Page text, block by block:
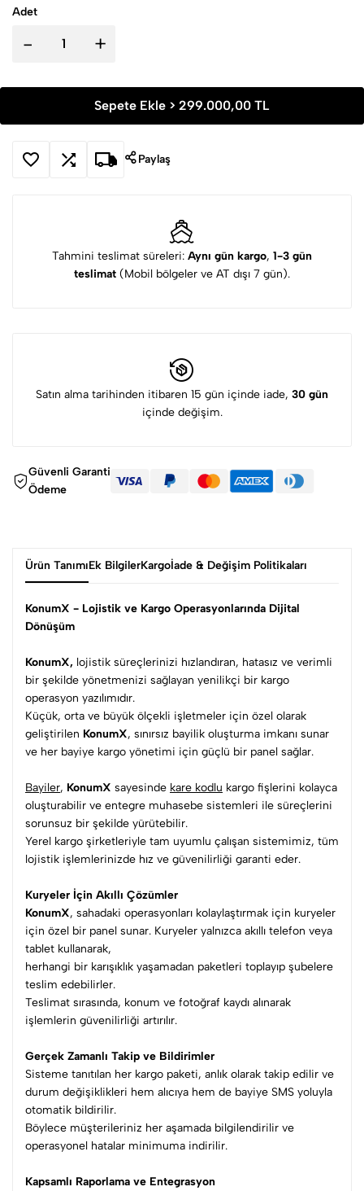
Adet
- +
Sepete Ekle > 299.000,00 TL
Paylaş
Tahmini teslimat süreleri: Aynı gün kargo, 1-3 gün
teslimat (Mobil bölgeler ve AT dışı 7 gün).
Satın alma tarihinden itibaren 15 gün içinde iade, 30 gün
içinde değişim.
Güvenli Garanti
Ödeme
Ürün TanımıEk BilgilerKargoİade & Değişim Politikaları
KonumX - Lojistik ve Kargo Operasyonlarında Dijital
Dönüşüm
KonumX, lojistik süreçlerinizi hızlandıran, hatasız ve verimli
bir şekilde yönetmenizi sağlayan yenilikçi bir kargo
operasyon yazılımıdır.
Küçük, orta ve büyük ölçekli işletmeler için özel olarak
geliştirilen KonumX, sınırsız bayilik oluşturma imkanı sunar
ve her bayiye kargo yönetimi için güçlü bir panel sağlar.
Bayiler, KonumX sayesinde kare kodlu kargo fişlerini kolayca
oluşturabilir ve entegre muhasebe sistemleri ile süreçlerini
sorunsuz bir şekilde yürütebilir.
Yerel kargo şirketleriyle tam uyumlu çalışan sistemimiz, tüm
lojistik işlemlerinizde hız ve güvenilirliği garanti eder.
Kuryeler İçin Akıllı Çözümler
KonumX, sahadaki operasyonları kolaylaştırmak için kuryeler
için özel bir panel sunar. Kuryeler yalnızca akıllı telefon veya
tablet kullanarak,
herhangi bir karışıklık yaşamadan paketleri toplayıp şubelere
teslim edebilirler.
Teslimat sırasında, konum ve fotoğraf kaydı alınarak
işlemlerin güvenilirliği artırılır.
Gerçek Zamanlı Takip ve Bildirimler
Sisteme tanıtılan her kargo paketi, anlık olarak takip edilir ve
durum değişiklikleri hem alıcıya hem de bayiye SMS yoluyla
otomatik bildirilir.
Böylece müşterileriniz her aşamada bilgilendirilir ve
operasyonel hatalar minimuma indirilir.
Kapsamlı Raporlama ve Entegrasyon